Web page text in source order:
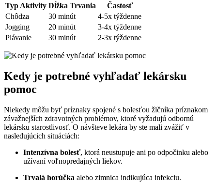
Typ Aktivity Dĺžka Trvania
Častosť
Chôdza
30 minút
4-5x týždenne
Jogging
20 minút
3-4x týždenne
Plávanie
30 minút 2-3x týždenne
Kedy je potrebné vyhľadať lekársku
pomoc
Niekedy môžu byť príznaky spojené s bolesťou žlčníka príznakom
závažnejších zdravotných problémov, ktoré vyžadujú odbornú
lekársku starostlivosť. O návšteve lekára by ste mali zvážiť v
nasledujúcich situáciách:
Intenzívna bolesť, ktorá neustupuje ani po odpočinku alebo
užívaní voľnopredajných liekov.
Trvalá horúčka alebo zimnica indikujúca infekciu.